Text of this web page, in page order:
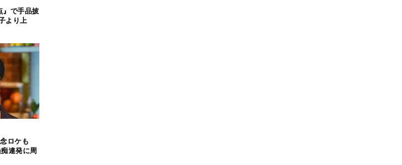
』で手品披
より上
ロケも
連発に周